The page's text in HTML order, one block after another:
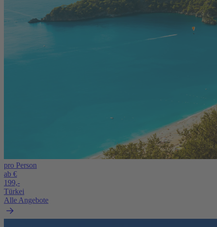
pro Person
ab €
199,-
Türkei
Alle Angebote